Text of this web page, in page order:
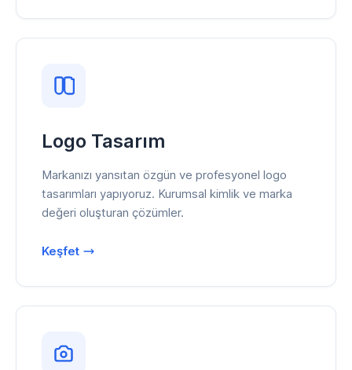
Logo Tasarım
Markanızı yansıtan özgün ve profesyonel logo
tasarımları yapıyoruz. Kurumsal kimlik ve marka
değeri oluşturan çözümler.
Keşfet